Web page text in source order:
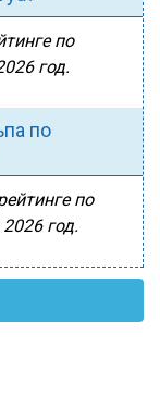
по
год.
по
по
год.